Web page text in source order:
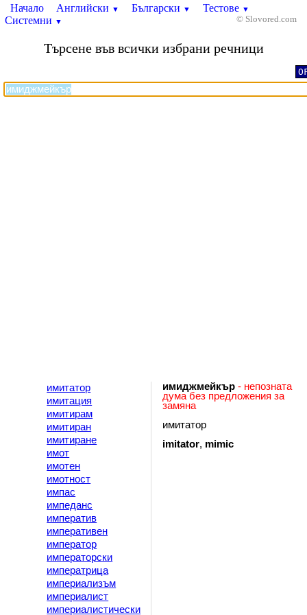
Начало Английски ▼ Български ▼ Тестове ▼
Системни ▼ © Slovored.com
Търсене във всички избрани речници
имитатор
имитация
имитирам
имитиран
имитиране
имот
имотен
имотност
импас
импеданс
императив
императивен
император
императорски
императрица
империализъм
империалист
империалистически
имиджмейкър - непозната
дума без предложения за
замяна
имитатор
imitator, mimic